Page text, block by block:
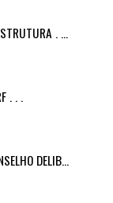
. …
. . .
DELIB…